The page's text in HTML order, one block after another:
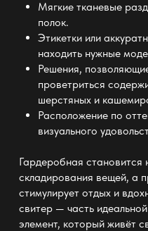
Мягкие тканевые
полок.
Этикетки или
находить нужные
Решения,
проветриться
шерстяных и
Расположение по
визуального
Гардеробная становится
складирования вещей, а
стимулирует отдых и
свитер — часть
элемент, который живёт